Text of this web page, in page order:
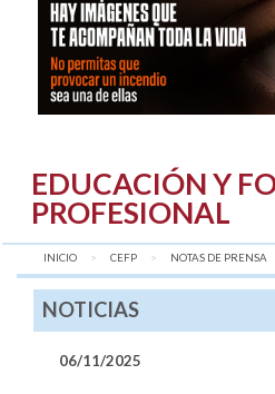
EDUCACIÓN Y
PROFESIONAL
INICIO CEFP AQUÍ:
NOTAS DE PRENSA
NOTICIAS
06/11/2025